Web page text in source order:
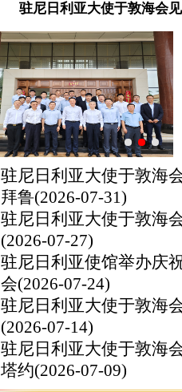
驻尼日利亚大使于敦海会
驻尼日利亚大使于敦海
拜鲁(2026-07-31)
驻尼日利亚大使于敦海
(2026-07-27)
驻尼日利亚使馆举办庆
会(2026-07-24)
驻尼日利亚大使于敦海
(2026-07-14)
驻尼日利亚大使于敦海
塔约(2026-07-09)